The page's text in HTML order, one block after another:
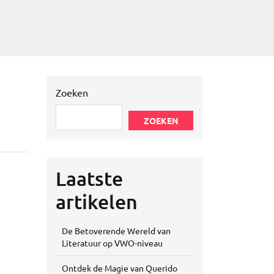
Zoeken
ZOEKEN
Laatste
artikelen
De Betoverende Wereld van
Literatuur op VWO-niveau
Ontdek de Magie van Querido